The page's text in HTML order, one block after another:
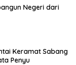
Negeri dari
Keramat Sabang
Penyu